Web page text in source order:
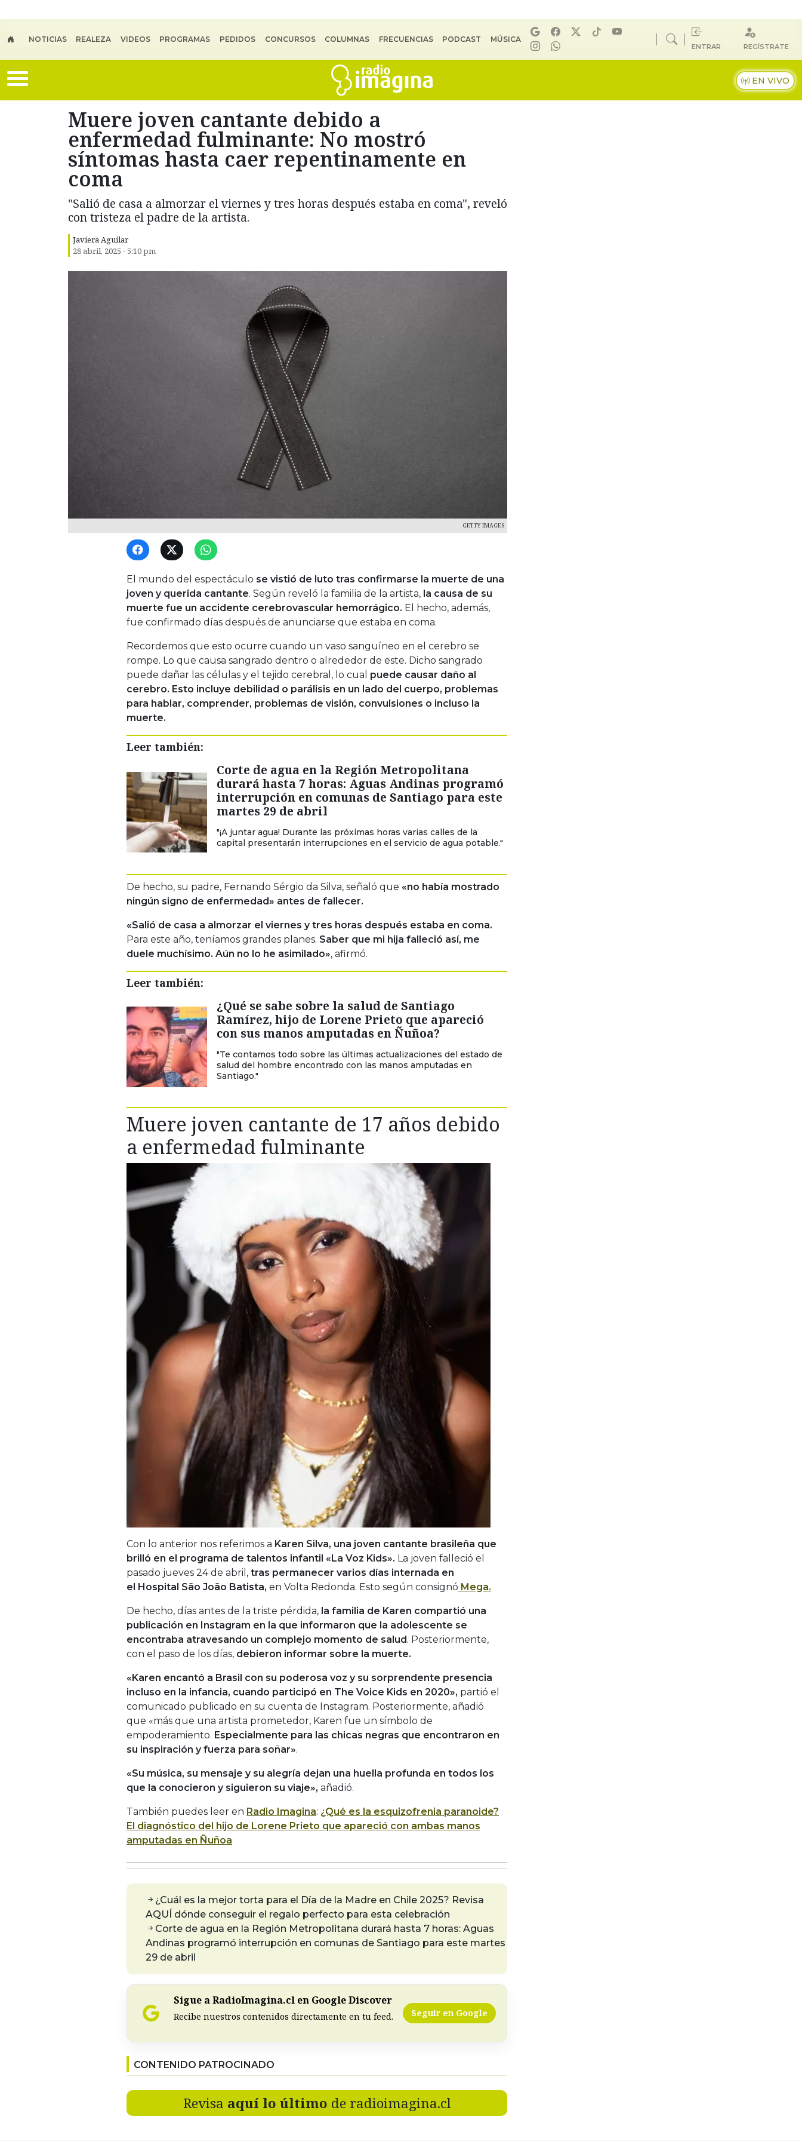
NOTICIAS REALEZA VIDEOS PROGRAMAS PEDIDOS CONCURSOS COLUMNAS FRECUENCIAS PODCAST MÚSICA
ENTRAR REGÍSTRATE
EN VIVO
Muere joven cantante debido a
enfermedad fulminante: No mostró
síntomas hasta caer repentinamente en
coma
"Salió de casa a almorzar el viernes y tres horas después estaba en coma", reveló
con tristeza el padre de la artista.
Javiera Aguilar
28 abril, 2025 - 5:10 pm
GETTY IMAGES
El mundo del espectáculo se vistió de luto tras confirmarse la muerte de una
joven y querida cantante. Según reveló la familia de la artista, la causa de su
muerte fue un accidente cerebrovascular hemorrágico. El hecho, además,
fue confirmado días después de anunciarse que estaba en coma.
Recordemos que esto ocurre cuando un vaso sanguíneo en el cerebro se
rompe. Lo que causa sangrado dentro o alrededor de este. Dicho sangrado
puede dañar las células y el tejido cerebral, lo cual puede causar daño al
cerebro. Esto incluye debilidad o parálisis en un lado del cuerpo, problemas
para hablar, comprender, problemas de visión, convulsiones o incluso la
muerte.
Leer también:
Corte de agua en la Región Metropolitana
durará hasta 7 horas: Aguas Andinas programó
interrupción en comunas de Santiago para este
martes 29 de abril
"¡A juntar agua! Durante las próximas horas varias calles de la
capital presentarán interrupciones en el servicio de agua potable."
De hecho, su padre, Fernando Sérgio da Silva, señaló que «no había mostrado
ningún signo de enfermedad» antes de fallecer.
«Salió de casa a almorzar el viernes y tres horas después estaba en coma.
Para este año, teníamos grandes planes. Saber que mi hija falleció así, me
duele muchísimo. Aún no lo he asimilado», afirmó.
Leer también:
¿Qué se sabe sobre la salud de Santiago
Ramírez, hijo de Lorene Prieto que apareció
con sus manos amputadas en Ñuñoa?
"Te contamos todo sobre las últimas actualizaciones del estado de
salud del hombre encontrado con las manos amputadas en
Santiago."
Muere joven cantante de 17 años debido
a enfermedad fulminante
Con lo anterior nos referimos a Karen Silva, una joven cantante brasileña que
brilló en el programa de talentos infantil «La Voz Kids». La joven falleció el
pasado jueves 24 de abril, tras permanecer varios días internada en
el Hospital São João Batista, en Volta Redonda. Esto según consignó Mega.
De hecho, días antes de la triste pérdida, la familia de Karen compartió una
publicación en Instagram en la que informaron que la adolescente se
encontraba atravesando un complejo momento de salud. Posteriormente,
con el paso de los días, debieron informar sobre la muerte.
«Karen encantó a Brasil con su poderosa voz y su sorprendente presencia
incluso en la infancia, cuando participó en The Voice Kids en 2020», partió el
comunicado publicado en su cuenta de Instagram. Posteriormente, añadió
que «más que una artista prometedor, Karen fue un símbolo de
empoderamiento. Especialmente para las chicas negras que encontraron en
su inspiración y fuerza para soñar».
«Su música, su mensaje y su alegría dejan una huella profunda en todos los
que la conocieron y siguieron su viaje», añadió.
También puedes leer en Radio Imagina: ¿Qué es la esquizofrenia paranoide?
El diagnóstico del hijo de Lorene Prieto que apareció con ambas manos
amputadas en Ñuñoa
¿Cuál es la mejor torta para el Día de la Madre en Chile 2025? Revisa
AQUÍ dónde conseguir el regalo perfecto para esta celebración
Corte de agua en la Región Metropolitana durará hasta 7 horas: Aguas
Andinas programó interrupción en comunas de Santiago para este martes
29 de abril
Sigue a RadioImagina.cl en Google Discover
Recibe nuestros contenidos directamente en tu feed. Seguir en Google
CONTENIDO PATROCINADO
Revisa aquí lo último de radioimagina.cl